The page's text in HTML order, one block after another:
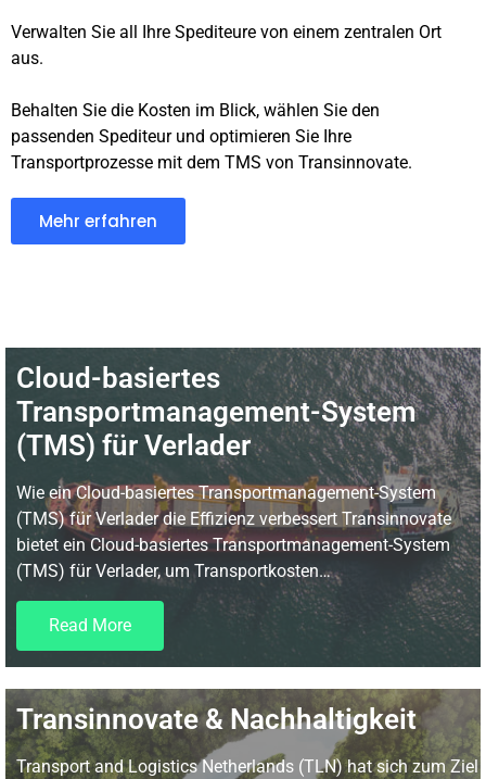
Verwalten Sie all Ihre Spediteure von einem zentralen Ort
aus.
Behalten Sie die Kosten im Blick, wählen Sie den
passenden Spediteur und optimieren Sie Ihre
Transportprozesse mit dem TMS von Transinnovate.
Mehr erfahren
Cloud-basiertes
Transportmanagement-System
(TMS) für Verlader
Wie ein Cloud-basiertes Transportmanagement-System
(TMS) für Verlader die Effizienz verbessert Transinnovate
bietet ein Cloud-basiertes Transportmanagement-System
(TMS) für Verlader, um Transportkosten…
Read More
Transinnovate & Nachhaltigkeit
Transport and Logistics Netherlands (TLN) hat sich zum Ziel